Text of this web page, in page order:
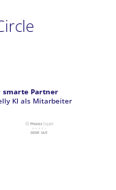
smarte Partner
KI als Mitarbeiter